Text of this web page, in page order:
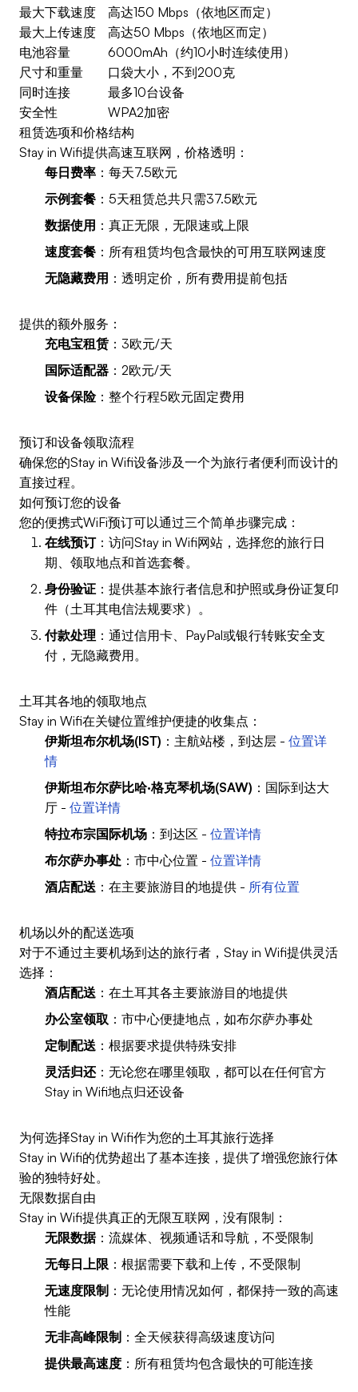
最大下载速度
高达150 Mbps（依地区而定）
最大上传速度
高达50 Mbps（依地区而定）
电池容量
6000mAh（约10小时连续使用）
尺寸和重量
口袋大小，不到200克
同时连接
最多10台设备
安全性
WPA2加密
租赁选项和价格结构
Stay in Wifi提供高速互联网，价格透明：
每日费率 ：每天7.5欧元
示例套餐 ：5天租赁总共只需37.5欧元
数据使用 ：真正无限，无限速或上限
速度套餐 ：所有租赁均包含最快的可用互联网速度
无隐藏费用 ：透明定价，所有费用提前包括
提供的额外服务：
充电宝租赁 ：3欧元/天
国际适配器 ：2欧元/天
设备保险：整个行程5欧元固定费用
预订和设备领取流程
确保您的Stay in Wifi设备涉及一个为旅行者便利而设计的
直接过程。
如何预订您的设备
您的便携式WiFi预订可以通过三个简单步骤完成：
在线预订：访问Stay in Wifi网站，选择您的旅行日
期、领取地点和首选套餐。
身份验证 ：提供基本旅行者信息和护照或身份证复印
件（土耳其电信法规要求）。
付款处理 ：通过信用卡、PayPal或银行转账安全支
付，无隐藏费用。
土耳其各地的领取地点
Stay in Wifi在关键位置维护便捷的收集点：
伊斯坦布尔机场(IST) ：主航站楼，到达层 - 位置详
情
伊斯坦布尔萨比哈·格克琴机场(SAW) ：国际到达大
厅 - 位置详情
特拉布宗国际机场 ：到达区 - 位置详情
布尔萨办事处 ：市中心位置 - 位置详情
酒店配送 ：在主要旅游目的地提供 - 所有位置
机场以外的配送选项
对于不通过主要机场到达的旅行者，Stay in Wifi提供灵活
选择：
酒店配送 ：在土耳其各主要旅游目的地提供
办公室领取 ：市中心便捷地点，如布尔萨办事处
定制配送 ：根据要求提供特殊安排
灵活归还：无论您在哪里领取，都可以在任何官方
Stay in Wifi地点归还设备
为何选择Stay in Wifi作为您的土耳其旅行选择
Stay in Wifi的优势超出了基本连接，提供了增强您旅行体
验的独特好处。
无限数据自由
Stay in Wifi提供真正的无限互联网，没有限制：
无限数据：流媒体、视频通话和导航，不受限制
无每日上限 ：根据需要下载和上传，不受限制
无速度限制 ：无论使用情况如何，都保持一致的高速
性能
无非高峰限制 ：全天候获得高级速度访问
提供最高速度 ：所有租赁均包含最快的可能连接